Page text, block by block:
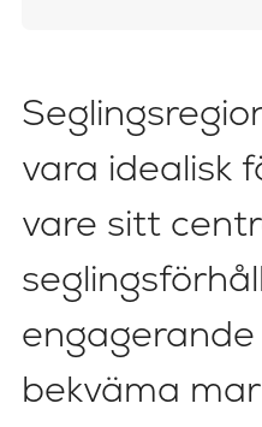
vara idealisk
vare sitt
bekväma